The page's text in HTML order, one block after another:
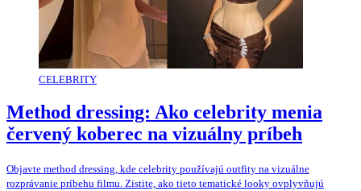
CELEBRITY
Method dressing: Ako celebrity menia
červený koberec na vizuálny príbeh
Objavte method dressing, kde celebrity používajú outfity na vizuálne
rozprávanie príbehu filmu. Zistite, ako tieto tematické looky ovplyvňujú